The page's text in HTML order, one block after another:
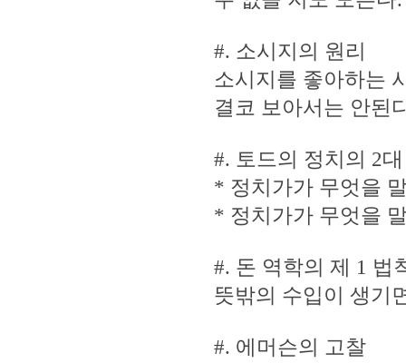
#. 소시지의 원리
소시지를 좋아하는
결코 보아서는 안된
#. 토드의 정치의 2
* 정치가가 무엇을
* 정치가가 무엇을
#. 돈 역학의 제 1 법
뜻밖의 수입이 생기
#. 에머슨의 고찰